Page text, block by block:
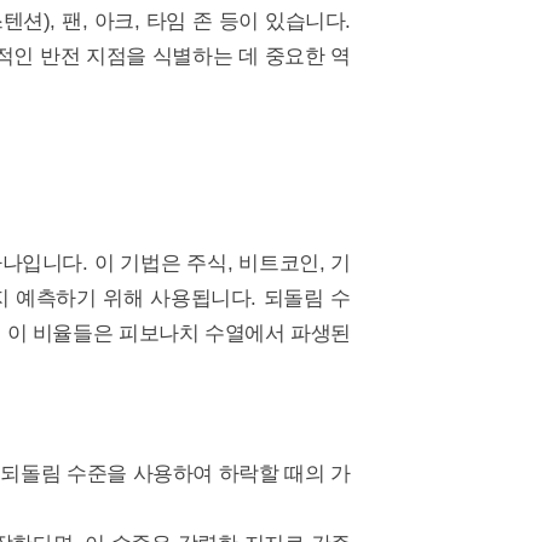
션), 팬, 아크, 타임 존 등이 있습니다.
인 반전 지점을 식별하는 데 중요한 역
입니다. 이 기법은 주식, 비트코인, 기
예측하기 위해 사용됩니다. 되돌림 수
비율들은 피보나치 수열에서 파생된
돌림 수준을 사용하여 하락할 때의 가